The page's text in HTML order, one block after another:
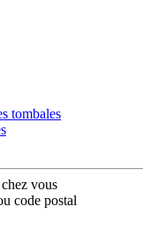
tombales
vous
code postal